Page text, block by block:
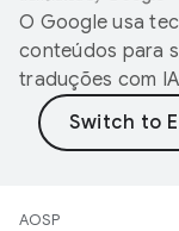
O Google usa
conteúdos para
traduções com
AOSP